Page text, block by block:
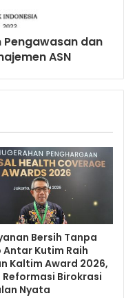
dan
ASN
Bersih Tanpa
Antar Kutim Raih
Kaltim Award 2026,
Reformasi Birokrasi
Nyata